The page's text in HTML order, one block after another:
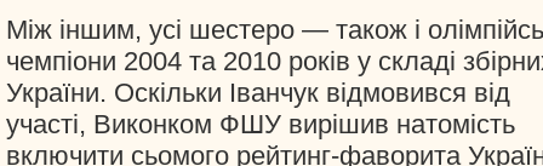
Між іншим, усі шестеро — також і
чемпіони 2004 та 2010 років у складі
України. Оскільки Іванчук відмовився від
участі, Виконком ФШУ вирішив натомість
включити сьомого рейтинг-фаворита